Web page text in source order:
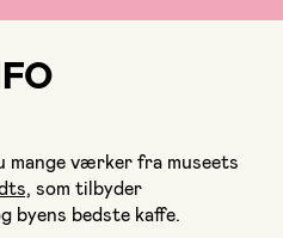
mange værker fra museets
som tilbyder
byens bedste kaffe.